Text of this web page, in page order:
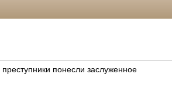
понесли заслуженное